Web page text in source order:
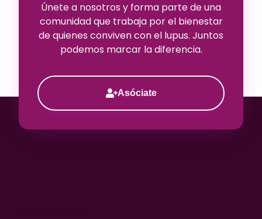
Únete a nosotros y forma parte de una
comunidad que trabaja por el bienestar
de quienes conviven con el lupus. Juntos
podemos marcar la diferencia.
Asóciate